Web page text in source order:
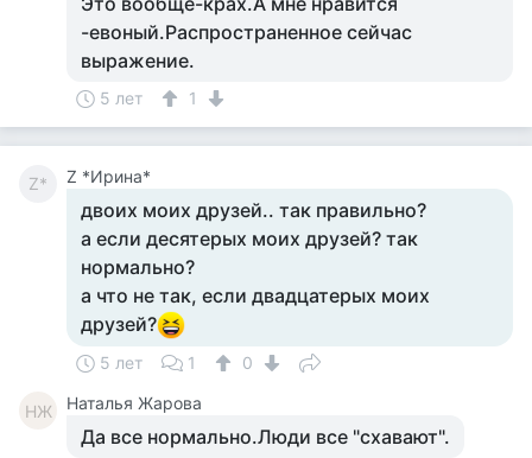
-евоный.Распространенное сейчас
выражение.
5 лет 1
Z* Z *Ирина*
двоих моих друзей.. так правильно?
а если десятерых моих друзей? так
нормально?
а что не так, если двадцатерых моих
друзей?
5 лет 1 0
НЖ Наталья Жарова
Да все нормально.Люди все "схавают".